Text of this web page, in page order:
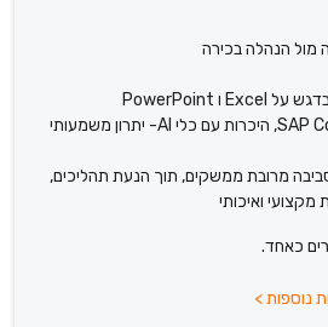
מול הנהלה בכירה
מרובת ממשקים, תוך הנעת תהליכים,
מקצועי ואיכותי
כאחד.
נוספות>